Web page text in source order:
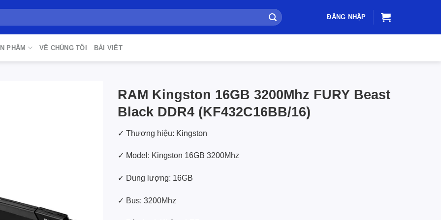
ĐĂNG NHẬP
PHẨM VỀ CHÚNG TÔI BÀI VIẾT
RAM Kingston 16GB 3200Mhz FURY Beast
Black DDR4 (KF432C16BB/16)
✓ Thương hiệu: Kingston
✓ Model: Kingston 16GB 3200Mhz
✓ Dung lượng: 16GB
✓ Bus: 3200Mhz